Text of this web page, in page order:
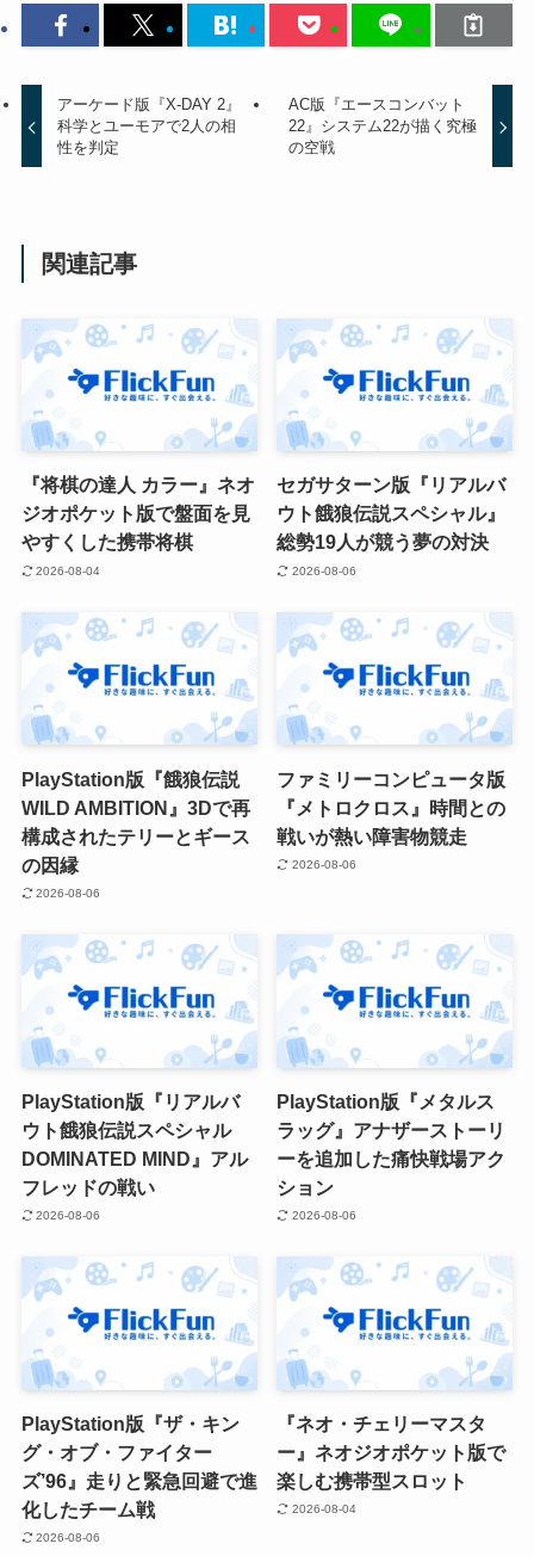
アーケード版『X-DAY 2』
科学とユーモアで2人の相
性を判定
AC版『エースコンバット
22』システム22が描く究極
の空戦
関連記事
『将棋の達人 カラー』ネオ
ジオポケット版で盤面を見
やすくした携帯将棋
2026-08-04
セガサターン版『リアルバ
ウト餓狼伝説スペシャル』
総勢19人が競う夢の対決
2026-08-06
PlayStation版『餓狼伝説
WILD AMBITION』3Dで再
構成されたテリーとギース
の因縁
2026-08-06
ファミリーコンピュータ版
『メトロクロス』時間との
戦いが熱い障害物競走
2026-08-06
PlayStation版『リアルバ
ウト餓狼伝説スペシャル
DOMINATED MIND』アル
フレッドの戦い
2026-08-06
PlayStation版『メタルス
ラッグ』アナザーストーリ
ーを追加した痛快戦場アク
ション
2026-08-06
PlayStation版『ザ・キン
グ・オブ・ファイター
ズ’96』走りと緊急回避で進
化したチーム戦
2026-08-06
『ネオ・チェリーマスタ
ー』ネオジオポケット版で
楽しむ携帯型スロット
2026-08-04